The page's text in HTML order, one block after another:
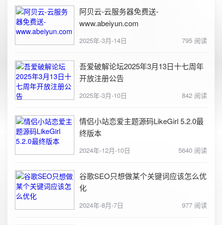
阿贝云-云服务器免费送-
www.abeiyun.com
2025年-3月-14日 795 阅读
吾爱破解论坛2025年3月13日十七周年
开放注册公告
2025年-3月-10日 842 阅读
情侣小站恋爱主题源码LikeGirl 5.2.0最
终版本
2024年-12月-10日 5640 阅读
谷歌SEO只想做某个关键词应该怎么优
化
2024年-8月-7日 977 阅读